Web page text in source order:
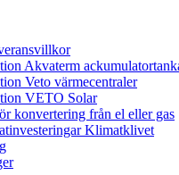
Akvaterm
Veto värmecentraler
VETO Solar
konvertering från el eller gas
Klimatklivet